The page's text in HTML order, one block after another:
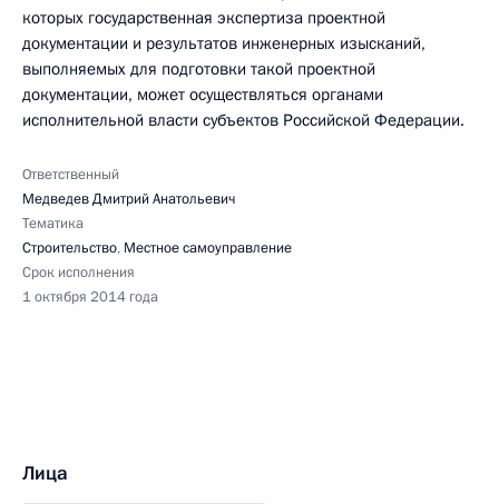
которых государственная экспертиза проектной
документации и результатов инженерных изысканий,
выполняемых для подготовки такой проектной
документации, может осуществляться органами
исполнительной власти субъектов Российской Федерации.
Ответственный
Медведев Дмитрий Анатольевич
Тематика
Строительство, Местное самоуправление
Срок исполнения
1 октября 2014 года
Лица